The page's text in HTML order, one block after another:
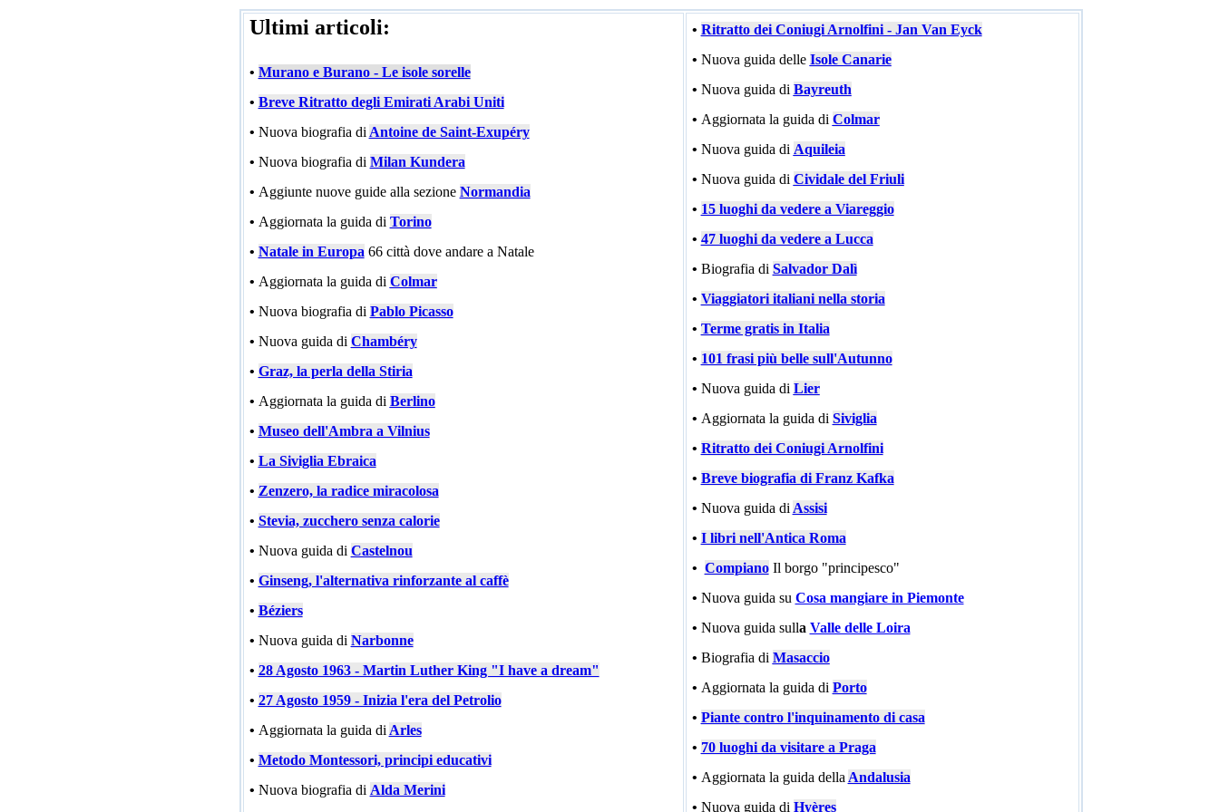
Ultimi articoli:
• Murano e Burano - Le isole sorelle
• Breve Ritratto degli Emirati Arabi Uniti
• Nuova biografia di Antoine de Saint-Exupéry
• Nuova biografia di Milan Kundera
• Aggiunte nuove guide alla sezione Normandia
• Aggiornata la guida di Torino
• Natale in Europa 66 città dove andare a Natale
• Aggiornata la guida di Colmar
• Nuova biografia di Pablo Picasso
• Nuova guida di Chambéry
• Graz, la perla della Stiria
• Aggiornata la guida di Berlino
• Museo dell'Ambra a Vilnius
• La Siviglia Ebraica
• Zenzero, la radice miracolosa
• Stevia, zucchero senza calorie
• Nuova guida di Castelnou
• Ginseng, l'alternativa rinforzante al caffè
• Béziers
• Nuova guida di Narbonne
• 28 Agosto 1963 - Martin Luther King "I have a dream"
• 27 Agosto 1959 - Inizia l'era del Petrolio
• Aggiornata la guida di Arles
• Metodo Montessori, principi educativi
• Nuova biografia di Alda Merini
• Ritratto dei Coniugi Arnolfini - Jan Van Eyck
• Nuova guida delle Isole Canarie
• Nuova guida di Bayreuth
• Aggiornata la guida di Colmar
• Nuova guida di Aquileia
• Nuova guida di Cividale del Friuli
• 15 luoghi da vedere a Viareggio
• 47 luoghi da vedere a Lucca
• Biografia di Salvador Dalì
• Viaggiatori italiani nella storia
• Terme gratis in Italia
• 101 frasi più belle sull'Autunno
• Nuova guida di Lier
• Aggiornata la guida di Siviglia
• Ritratto dei Coniugi Arnolfini
• Breve biografia di Franz Kafka
• Nuova guida di Assisi
• I libri nell'Antica Roma
• Compiano Il borgo "principesco"
• Nuova guida su Cosa mangiare in Piemonte
• Nuova guida sulla Valle delle Loira
• Biografia di Masaccio
• Aggiornata la guida di Porto
• Piante contro l'inquinamento di casa
• 70 luoghi da visitare a Praga
• Aggiornata la guida della Andalusia
• Nuova guida di Hyères